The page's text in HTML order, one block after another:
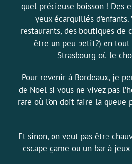
quel précieuse boisson ! Des
yeux écarquillés
restaurants, des boutiques de
être un peu petit?) en tout
Strasbourg où le
Pour revenir à Bordeaux, je
de Noël si vous ne vivez pas
rare où l’on doit faire la queue
Et sinon, on veut pas être
escape game ou un bar à jeux